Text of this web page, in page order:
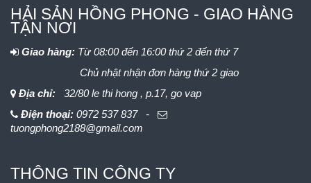
HẢI SẢN HỒNG PHONG - GIAO HÀNG
TẬN NƠI
Giao hàng: Từ 08:00 đến 16:00 thứ 2 đến thứ 7
Chủ nhật nhận đơn hàng thứ 2 giao
Địa chỉ:
32/80 le thi hong , p.17, go vap
Điện thoại: 0972 537 837 -
tuongphong2188@gmail.com
THÔNG TIN CÔNG TY